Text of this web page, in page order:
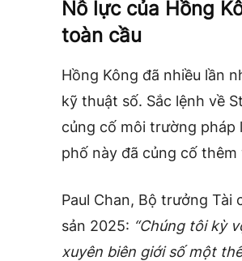
Nỗ lực của Hồng
toàn cầu
Hồng Kông đã nhiều lần
kỹ thuật số. Sắc lệnh về
củng cố môi trường pháp
phố này đã củng cố
Paul Chan, Bộ trưởng Tài
sản 2025: “Chúng tôi kỳ
xuyên biên giới số một